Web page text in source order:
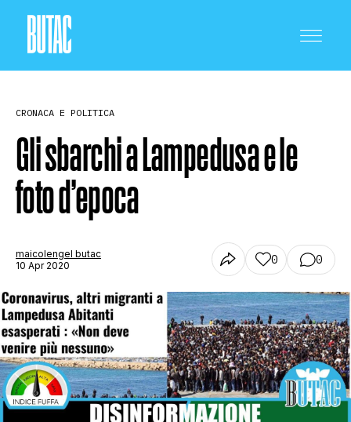
CRONACA E POLITICA
SCIENZA E TECNOLOGIA
SALUTE E MEDICINA
STORIA E CITAZIONI
CRONACA E POLITICA
Gli sbarchi a Lampedusa e le
foto d’epoca
maicolengel butac
10 Apr 2020
0 0